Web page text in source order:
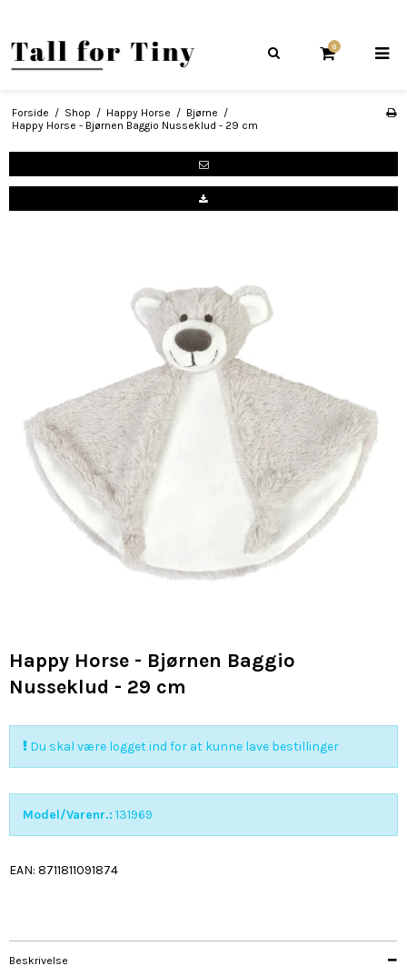
0
Forside / Shop / Happy Horse / Bjørne /
Happy Horse - Bjørnen Baggio Nusseklud - 29 cm
Happy Horse - Bjørnen Baggio
Nusseklud - 29 cm
Du skal være logget ind for at kunne lave bestillinger
Model/Varenr.: 131969
EAN: 8711811091874
Beskrivelse